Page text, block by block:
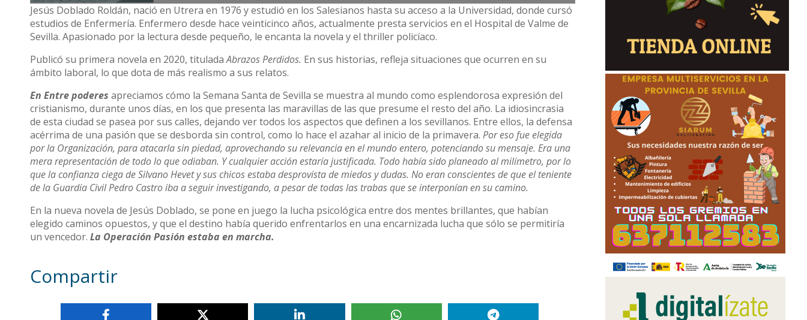
Jesús Doblado Roldán, nació en Utrera en 1976 y estudió en los Salesianos hasta su acceso a la Universidad, donde cursó
estudios de Enfermería. Enfermero desde hace veinticinco años, actualmente presta servicios en el Hospital de Valme de
Sevilla. Apasionado por la lectura desde pequeño, le encanta la novela y el thriller policíaco.
Publicó su primera novela en 2020, tituladaAbrazos Perdidos. En sus historias, refleja situaciones que ocurren en su
ámbito laboral, lo que dota de más realismo a sus relatos.
En Entre poderesapreciamos cómo la Semana Santa de Sevilla se muestra al mundo como esplendorosa expresión del
cristianismo, durante unos días, en los que presenta las maravillas de las que presume el resto del año. La idiosincrasia
de esta ciudad se pasea por sus calles, dejando ver todos los aspectos que definen a los sevillanos. Entre ellos, la defensa
acérrima de una pasión que se desborda sin control, como lo hace el azahar al inicio de la primavera. Por eso fue elegida
por la Organización, para atacarla sin piedad, aprovechando su relevancia en el mundo entero, potenciando su mensaje. Era una
mera representación de todo lo que odiaban. Y cualquier acción estaría justificada. Todo había sido planeado al milímetro, por lo
que la confianza ciega de Silvano Hevet y sus chicos estaba desprovista de miedos y dudas. No eran conscientes de que el teniente
de la Guardia Civil Pedro Castro iba a seguir investigando, a pesar de todas las trabas que se interponían en su camino.
En la nueva novela de Jesús Doblado, se pone en juego la lucha psicológica entre dos mentes brillantes, que habían
elegido caminos opuestos, y que el destino había querido enfrentarlos en una encarnizada lucha que sólo se permitiría
un vencedor. La Operación Pasión estaba en marcha.
Compartir